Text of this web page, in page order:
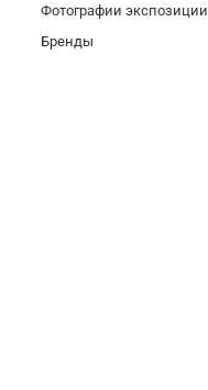
Фотографии экспозиции
Бренды